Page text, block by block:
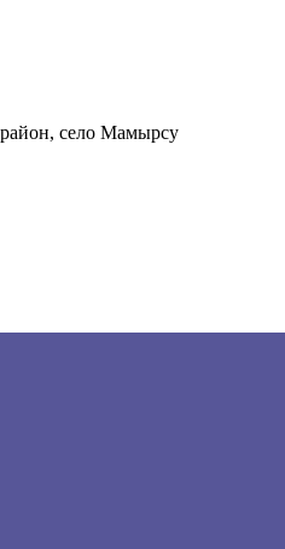
село Мамырсу